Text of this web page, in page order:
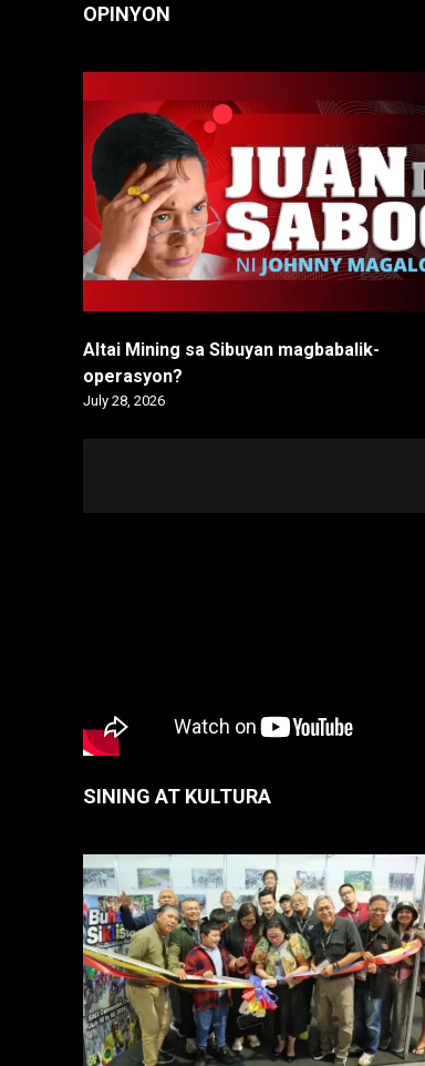
OPINYON
Altai Mining sa Sibuyan magbabalik-
operasyon?
July 28, 2026
SINING AT KULTURA